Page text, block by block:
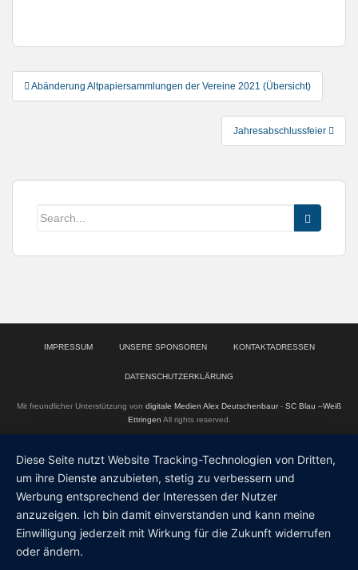
Post
navigation
Abänderung Altpapiersammlungen der Vereine 2021 (Übersicht)
Jahresabschlussfeier
IMPRESSUM UNSERE SPONSOREN KONTAKTADRESSEN
DATENSCHUTZERKLÄRUNG
Mit freundlicher Unterstützung von digitale Medien Alex Deutschenbaur- SC Blau –Weiß
Ettringen All rights reserved.
Diese Seite nutzt Website Tracking-Technologien von Dritten,
um ihre Dienste anzubieten, stetig zu verbessern und
Werbung entsprechend der Interessen der Nutzer
anzuzeigen. Ich bin damit einverstanden und kann meine
Einwilligung jederzeit mit Wirkung für die Zukunft widerrufen
oder ändern.